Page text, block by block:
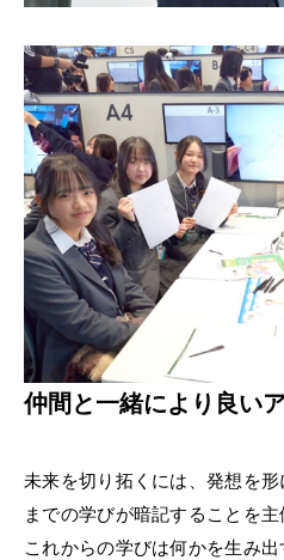
仲間と一緒により良い
未来を切り拓くには、発想を
までの学びが暗記することを主
これからの学びは何かを生み